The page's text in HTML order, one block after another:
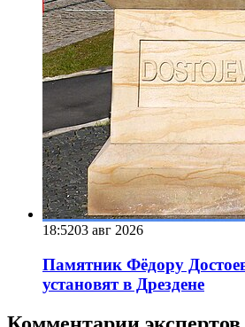
18:5203 авг 2026
Памятник Фёдору
установят в Дрездене